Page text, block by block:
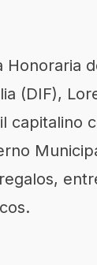
(DIF),
capitalino